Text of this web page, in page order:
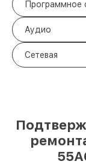
Программное
Аудио
Сетевая